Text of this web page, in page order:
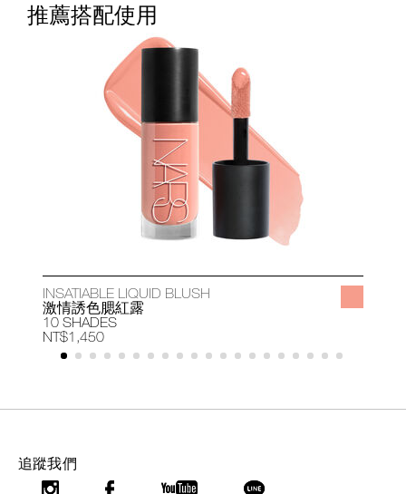
推薦搭配使用
INSATIABLE LIQUID BLUSH
激情誘色腮紅露
10 SHADES
NT$1,450
追蹤我們